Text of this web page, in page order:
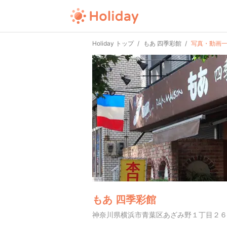
Holiday トップ もあ 四季彩館 写真・動画
もあ 四季彩館
神奈川県横浜市青葉区あざみ野１丁目２